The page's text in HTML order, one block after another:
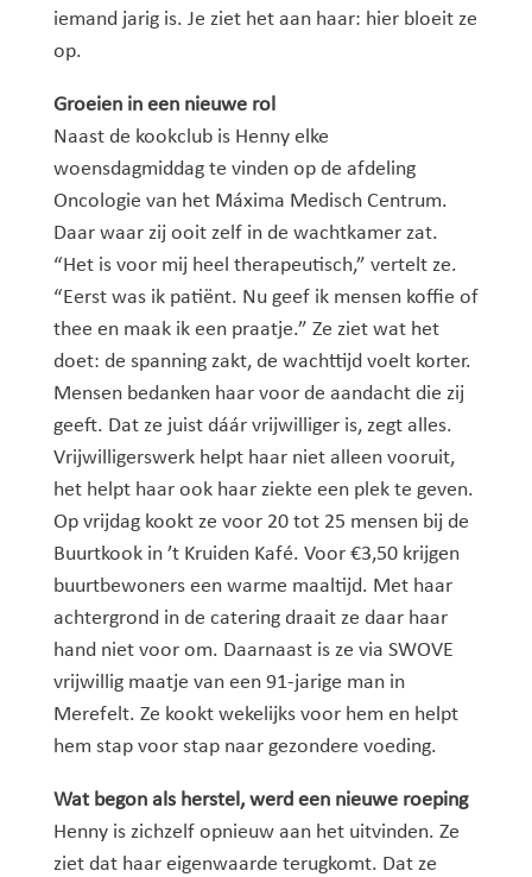
iemand jarig is. Je ziet het aan haar: hier bloeit ze
op.
Groeien in een nieuwe rol
Naast de kookclub is Henny elke
woensdagmiddag te vinden op de afdeling
Oncologie van het Máxima Medisch Centrum.
Daar waar zij ooit zelf in de wachtkamer zat.
“Het is voor mij heel therapeutisch,” vertelt ze.
“Eerst was ik patiënt. Nu geef ik mensen koffie of
thee en maak ik een praatje.” Ze ziet wat het
doet: de spanning zakt, de wachttijd voelt korter.
Mensen bedanken haar voor de aandacht die zij
geeft. Dat ze juist dáár vrijwilliger is, zegt alles.
Vrijwilligerswerk helpt haar niet alleen vooruit,
het helpt haar ook haar ziekte een plek te geven.
Op vrijdag kookt ze voor 20 tot 25 mensen bij de
Buurtkook in ’t Kruiden Kafé. Voor €3,50 krijgen
buurtbewoners een warme maaltijd. Met haar
achtergrond in de catering draait ze daar haar
hand niet voor om. Daarnaast is ze via SWOVE
vrijwillig maatje van een 91-jarige man in
Merefelt. Ze kookt wekelijks voor hem en helpt
hem stap voor stap naar gezondere voeding.
Wat begon als herstel, werd een nieuwe roeping
Henny is zichzelf opnieuw aan het uitvinden. Ze
ziet dat haar eigenwaarde terugkomt. Dat ze